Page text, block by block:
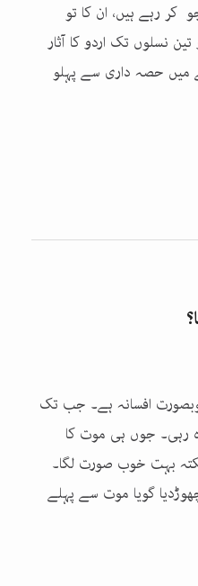
کر رہے ہیں، ان کا تو
نسلوں تک اردو کا آثار
میں حصہ داری سے پہلو
افسانہ ہے۔ جب تک
رہی۔ جوں ہی موت کا
نکتہ بہت خوب صورت لگا۔
گویا موت سے پہلے